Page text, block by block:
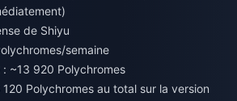
de Shiyu
semaine
: ~13 920 Polychromes
120 Polychromes au total sur la version